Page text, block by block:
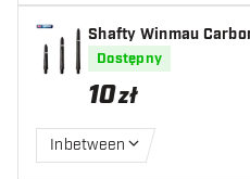
Shafty Winmau
Dostępny
10zł
Inbetween